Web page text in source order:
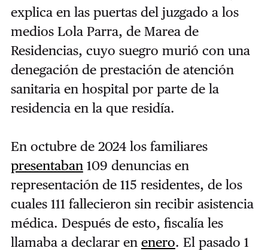
explica en las puertas del juzgado a los
medios Lola Parra, de Marea de
Residencias, cuyo suegro murió con una
denegación de prestación de atención
sanitaria en hospital por parte de la
residencia en la que residía.
En octubre de 2024 los familiares
presentaban 109 denuncias en
representación de 115 residentes, de los
cuales 111 fallecieron sin recibir asistencia
médica. Después de esto, fiscalía les
llamaba a declarar en enero. El pasado 1